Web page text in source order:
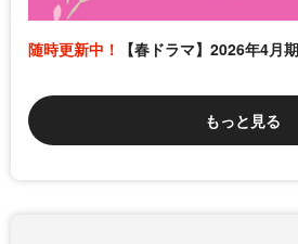
随時更新中！ 【春ドラマ】2026年4月
もっと見る